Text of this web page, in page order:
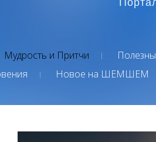
Мудрость и Притчи
Новое на ШЕМШЕМ